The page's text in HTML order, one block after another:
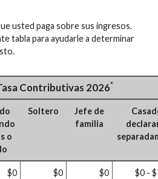
usted paga sobre sus ingresos.
tabla para ayudarle a determinar
Contributivas 2026*
o
Soltero
Jefe de
familia
$0
$0
$0
$0 -